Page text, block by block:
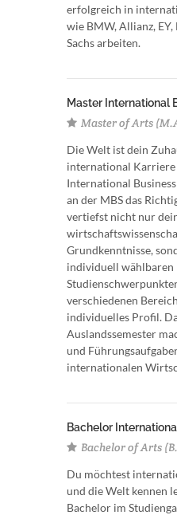
erfolgreich in
wie BMW, Allianz,
Sachs arbeiten.
Master International
Master of Arts
Die Welt ist dein
international Karriere
International
an der MBS das
vertiefst nicht nur
Grundkenntnisse,
individuell wählbaren
verschiedenen
individuelles Profil.
Auslandssemester
und
internationalen
Bachelor
Bachelor of Arts
Du möchtest
und die Welt kennen
Bachelor im